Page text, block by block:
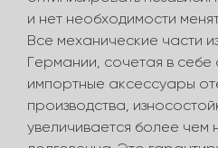
и нет необходимости
Все механические части
Германии, сочетая в себе
импортные аксессуары
производства,
увеличивается более чем